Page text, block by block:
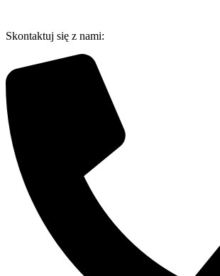
treści
Skontaktuj się z nami: